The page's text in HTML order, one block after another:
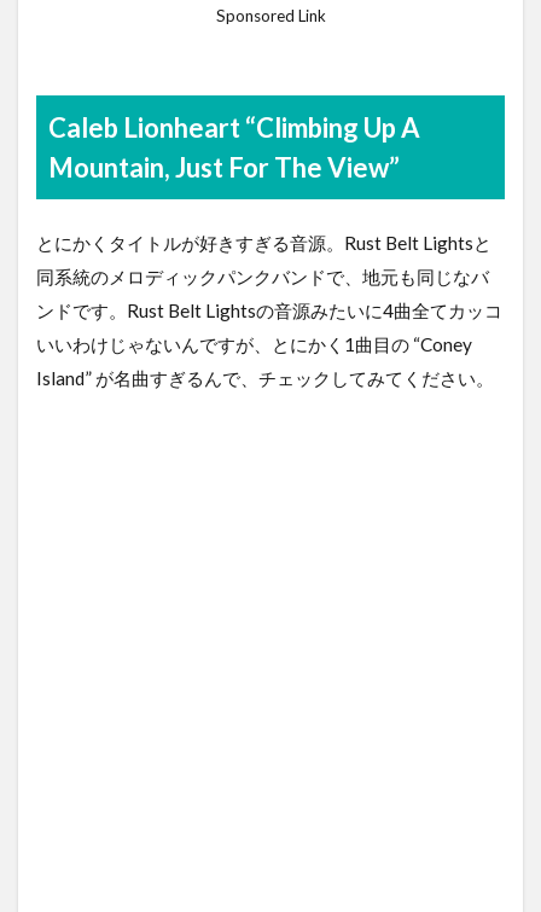
Sponsored Link
Caleb Lionheart “Climbing Up A
Mountain, Just For The View”
とにかくタイトルが好きすぎる音源。Rust Belt Lightsと
同系統のメロディックパンクバンドで、地元も同じなバ
ンドです。Rust Belt Lightsの音源みたいに4曲全てカッコ
いいわけじゃないんですが、とにかく1曲目の “Coney
Island” が名曲すぎるんで、チェックしてみてください。